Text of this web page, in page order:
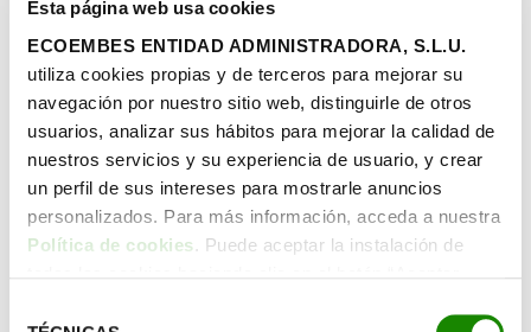
Esta página web usa cookies
ECOEMBES ENTIDAD ADMINISTRADORA, S.L.U.
utiliza cookies propias y de terceros para mejorar su
navegación por nuestro sitio web, distinguirle de otros
usuarios, analizar sus hábitos para mejorar la calidad de
nuestros servicios y su experiencia de usuario, y crear
un perfil de sus intereses para mostrarle anuncios
personalizados. Para más información, acceda a nuestra
Política de cookies. Puede aceptar la instalación de
aprendizaje y abogar por brindar experiencias
sensoriales ricas y variadas.
La educación natural : Busca conectar a los
estudiantes con el universo y el entorno que les
rodea para promover una comprensión global y
un respeto por la diversidad cultural y natural.
Ser parte del todo: Impulsa la creación de
conciencia de pertenencia en un entorno del